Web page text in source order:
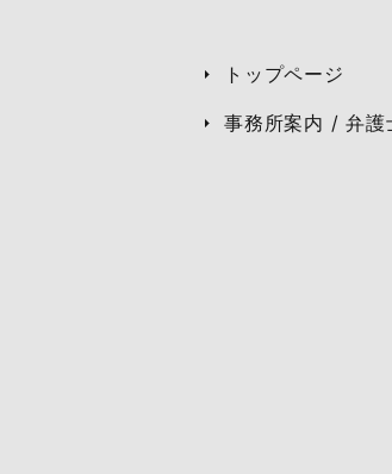
●人の生命、身
●当事務所また
●ご利用者様が
3. 個人情
当事務所は、
方がご本人で
また、開示に
トップページ
事務所案内 / 弁護